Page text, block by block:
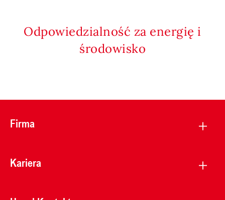
Odpowiedzialność za energię i
środowisko
Firma
Kariera